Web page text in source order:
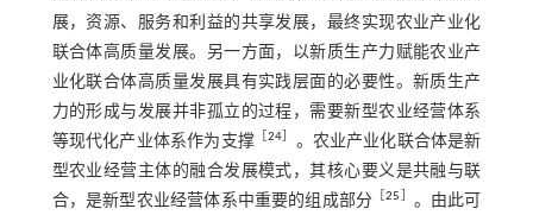
展，资源、服务和利益的共享发展，最终实现农业产业化
联合体高质量发展。另一方面，以新质生产力赋能农业产
业化联合体高质量发展具有实践层面的必要性。新质生产
力的形成与发展并非孤立的过程，需要新型农业经营体系
等现代化产业体系作为支撑 ［24
。农业产业化联合体是新
型农业经营主体的融合发展模式，其核心要义是共融与联
合，是新型农业经营体系中重要的组成部分 ［25
。由此可